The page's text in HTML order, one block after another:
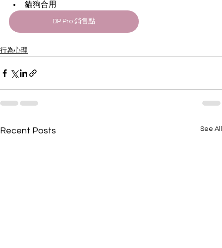
貓狗合用
DP Pro 銷售點
行為心理
Recent Posts See All